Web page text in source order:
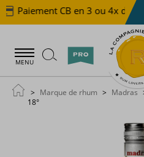
Paiement CB en 3 ou 4x dès
MENU
Marque de rhum Madras
18°